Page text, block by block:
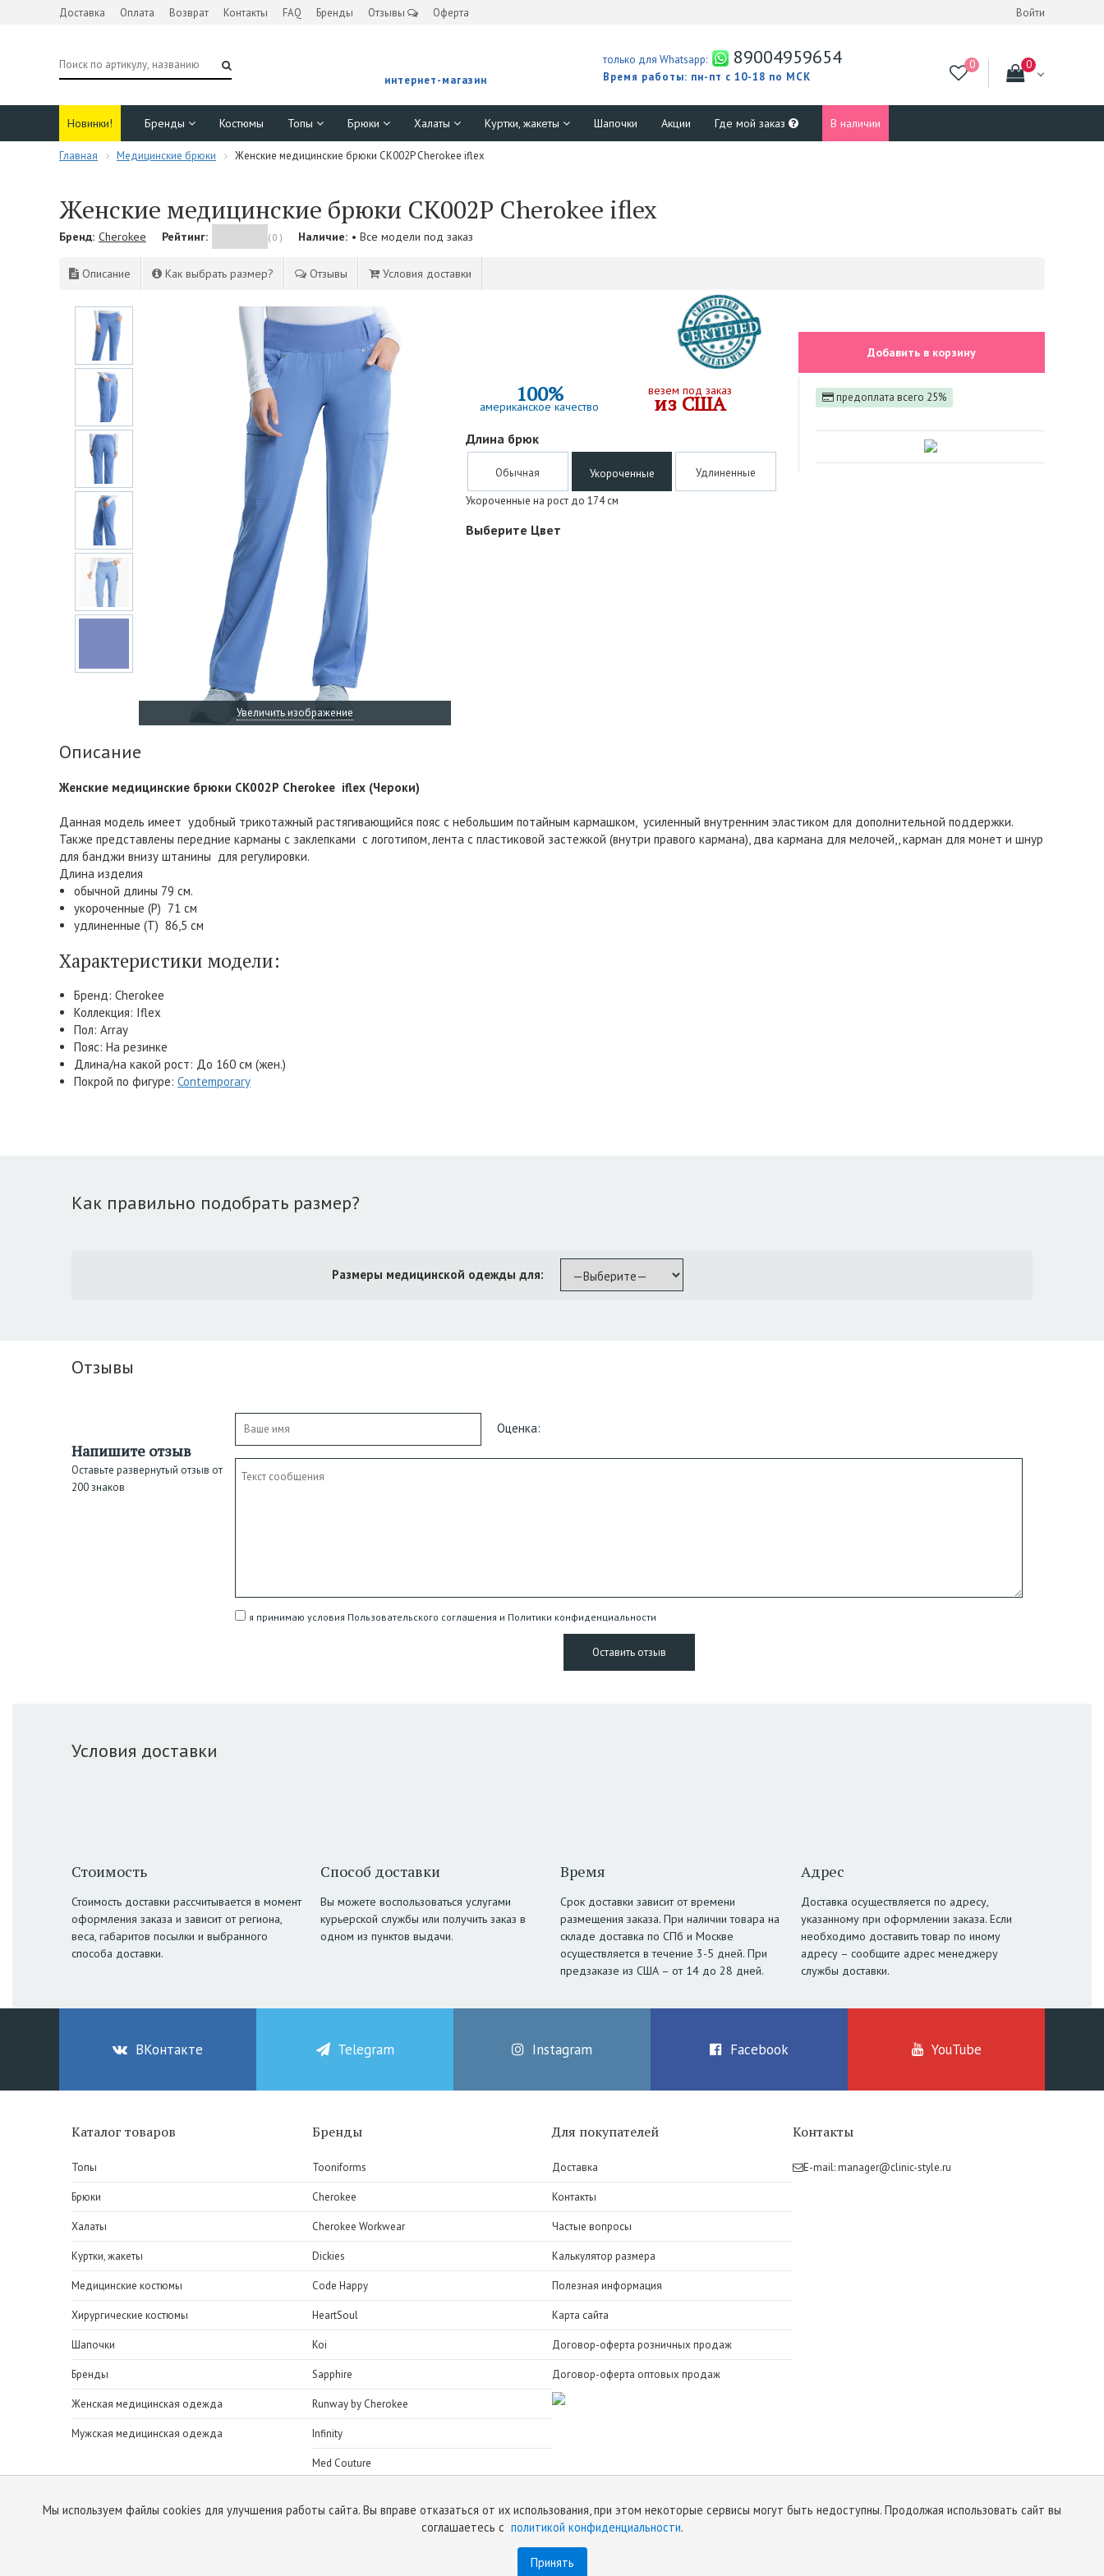
Мы используем файлы cookies для улучшения работы сайта. Вы вправе отказаться от их использования, при этом некоторые сервисы могут быть недоступны. Продолжая использовать сайт вы
соглашаетесь с политикой конфиденциальности.
Принять
Доставка Оплата Возврат Контакты FAQ Бренды Отзывы Оферта Войти
интернет-магазин
только для Whatsapp: 89004959654
Время работы: пн-пт с 10-18 по МСК
Новинки! Бренды Костюмы Топы Брюки Халаты Куртки, жакеты Шапочки Акции Где мой заказ В наличии
Главная Медицинские брюки Женские медицинские брюки CK002P Cherokee iflex
Женские медицинские брюки CK002P Cherokee iflex
Бренд: Cherokee Рейтинг: ( 0 ) Наличие: • Все модели под заказ
Описание Как выбрать размер? Отзывы Условия доставки
Увеличить изображение
100%
американское качество
везем под заказ
из США
Длина брюк
Обычная Укороченные
Удлиненные
Укороченные на рост до 174 см
Выберите Цвет
Добавить в корзину
предоплата всего 25%
Описание
Женские медицинские брюки CK002Р Cherokee iflex (Чероки)
Данная модель имеет удобный трикотажный растягивающийся пояс с небольшим потайным кармашком, усиленный внутренним эластиком для дополнительной поддержки.
Также представлены передние карманы с заклепками с логотипом, лента с пластиковой застежкой (внутри правого кармана), два кармана для мелочей,, карман для монет и шнур
для банджи внизу штанины для регулировки.
Длина изделия
обычной длины 79 см.
укороченные (Р) 71 см
удлиненные (Т) 86,5 см
Характеристики модели:
Бренд: Cherokee
Коллекция: Iflex
Пол: Array
Пояс: На резинке
Длина/на какой рост: До 160 см (жен.)
Покрой по фигуре: Contemporary
Как правильно подобрать размер?
Размеры медицинской одежды для:
Отзывы
Напишите отзыв
Оставьте развернутый отзыв от
200 знаков
Оценка:
я принимаю условия Пользовательского соглашения и Политики конфиденциальности
Условия доставки
Стоимость
Стоимость доставки рассчитывается в момент
оформления заказа и зависит от региона,
веса, габаритов посылки и выбранного
способа доставки.
Способ доставки
Вы можете воспользоваться услугами
курьерской службы или получить заказ в
одном из пунктов выдачи.
Время
Срок доставки зависит от времени
размещения заказа. При наличии товара на
складе доставка по СПб и Москве
осуществляется в течение 3-5 дней. При
предзаказе из США – от 14 до 28 дней.
Адрес
Доставка осуществляется по адресу,
указанному при оформлении заказа. Если
необходимо доставить товар по иному
адресу – сообщите адрес менеджеру
службы доставки.
ВКонтакте Telegram Instagram Facebook YouTube
Каталог товаров
Топы
Брюки
Халаты
Куртки, жакеты
Медицинские костюмы
Хирургические костюмы
Шапочки
Бренды
Женская медицинская одежда
Мужская медицинская одежда
Бренды
Tooniforms
Cherokee
Cherokee Workwear
Dickies
Code Happy
HeartSoul
Koi
Sapphire
Runway by Cherokee
Infinity
Med Couture
Для покупателей
Доставка
Контакты
Частые вопросы
Калькулятор размера
Полезная информация
Карта сайта
Договор-оферта розничных продаж
Договор-оферта оптовых продаж
Контакты
E-mail:manager@clinic-style.ru